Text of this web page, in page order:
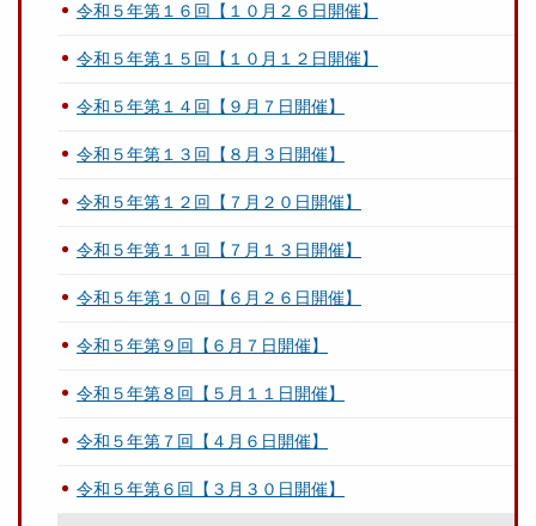
令和５年第１６回【１０月２６日開催】
令和５年第１５回【１０月１２日開催】
令和５年第１４回【９月７日開催】
令和５年第１３回【８月３日開催】
令和５年第１２回【７月２０日開催】
令和５年第１１回【７月１３日開催】
令和５年第１０回【６月２６日開催】
令和５年第９回【６月７日開催】
令和５年第８回【５月１１日開催】
令和５年第７回【４月６日開催】
令和５年第６回【３月３０日開催】